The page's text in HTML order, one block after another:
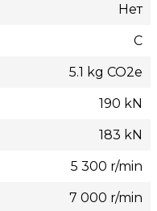
Нет
С
5.1 kg CO2e
190 kN
183 kN
5 300 r/min
7 000 r/min